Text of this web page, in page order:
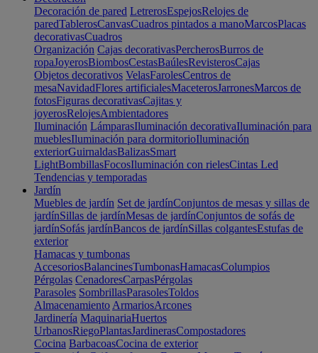
Decoración de pared LetrerosEspejosRelojes de
paredTablerosCanvasCuadros pintados a manoMarcosPlacas
decorativasCuadros
Organización Cajas decorativasPercherosBurros de
ropaJoyerosBiombosCestasBaúlesRevisterosCajas
Objetos decorativos VelasFarolesCentros de
mesaNavidadFlores artificialesMaceterosJarronesMarcos de
fotosFiguras decorativasCajitas y
joyerosRelojesAmbientadores
Iluminación LámparasIluminación decorativaIluminación para
mueblesIluminación para dormitorioIluminación
exteriorGuirnaldasBalizasSmart
LightBombillasFocosIluminación con rielesCintas Led
Tendencias y temporadas
Jardín
Muebles de jardín Set de jardínConjuntos de mesas y sillas de
jardínSillas de jardínMesas de jardínConjuntos de sofás de
jardínSofás jardínBancos de jardínSillas colgantesEstufas de
exterior
Hamacas y tumbonas
AccesoriosBalancinesTumbonasHamacasColumpios
Pérgolas CenadoresCarpasPérgolas
Parasoles SombrillasParasolesToldos
Almacenamiento ArmariosArcones
Jardinería MaquinariaHuertos
UrbanosRiegoPlantasJardinerasCompostadores
Cocina BarbacoasCocina de exterior